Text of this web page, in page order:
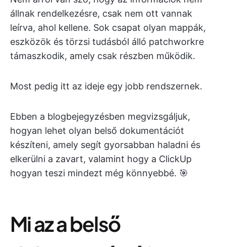
állnak rendelkezésre, csak nem ott vannak
leírva, ahol kellene. Sok csapat olyan mappák,
eszközök és törzsi tudásból álló patchworkre
támaszkodik, amely csak részben működik.
Most pedig itt az ideje egy jobb rendszernek.
Ebben a blogbejegyzésben megvizsgáljuk,
hogyan lehet olyan belső dokumentációt
készíteni, amely segít gyorsabban haladni és
elkerülni a zavart, valamint hogy a ClickUp
hogyan teszi mindezt még könnyebbé. 🎯
Mi az a belső